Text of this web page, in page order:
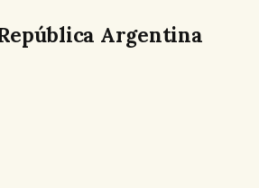
Argentina